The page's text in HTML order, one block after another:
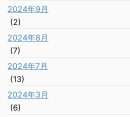
2024年9月
(2)
2024年8月
(7)
2024年7月
(13)
2024年3月
(6)